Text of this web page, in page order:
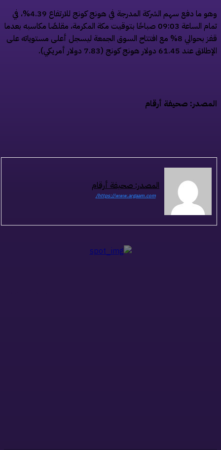
وهو ما دفع سهم الشركة المدرجة في هونج كونج للارتفاع 4.39%، في
تمام الساعة 09:03 صباحًا بتوقيت مكة المكرمة، مقلصًا مكاسبه بعدما
قفز بحوالي 8% مع افتتاح السوق الجمعة ليسجل أعلى مستوياته على
61.45 دولار هونج كونج (7.83 دولار أمريكي).
صحيفة أرقام
المصدر: صحيفة أرقام
https://www.argaam.com/